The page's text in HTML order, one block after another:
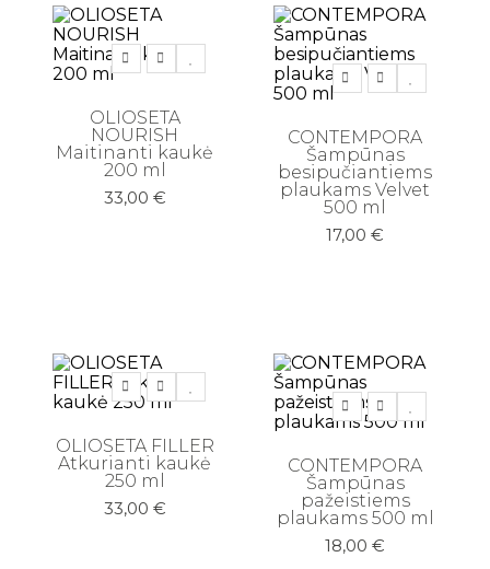
OLIOSETA
NOURISH
Maitinanti kaukė
200 ml
33,00 €
CONTEMPORA
Šampūnas
besipučiantiems
plaukams Velvet
500 ml
17,00€
OLIOSETA FILLER
Atkurianti kaukė
250 ml
33,00 €
CONTEMPORA
Šampūnas
pažeistiems
plaukams 500 ml
18,00€